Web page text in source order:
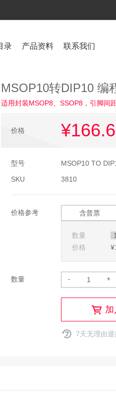
录 产品资料 联系我们
MSOP10转DIP10 编
适用封装MSOP8、SSOP8，引脚间
价格 ¥166
型号
MSOP10 TO
SKU
3810
价格参考 含普票
数量
价格
数量 - +
7天无理由退